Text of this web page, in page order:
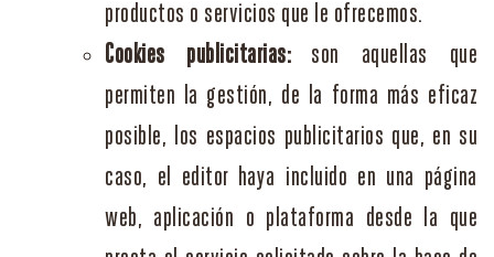
productos o servicios que le ofrecemos.
Cookies publicitarias: son aquellas que
permiten la gestión, de la forma más eficaz
posible, los espacios publicitarios que, en su
caso, el editor haya incluido en una página
web, aplicación o plataforma desde la que